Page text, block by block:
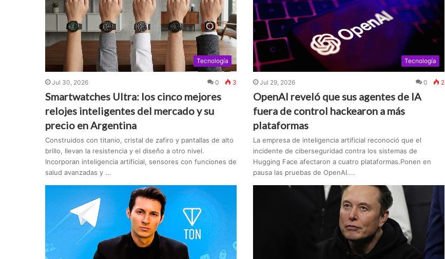
Tecnología
Jul 30, 2026 0 3
Smartwatches Ultra: los cinco mejores
relojes inteligentes del mercado y su
precio en Argentina
Construidos con titanio, cristal de zafiro y pantallas de alto
brillo, llevan la resistencia y el diseño a otro nivel.
Incorporan inteligencia artificial, sensores con funciones de
salud avanzadas y ...
Tecnología
Jul 29, 2026 0 2
OpenAI reveló que sus agentes de IA
fuera de control hackearon a más
plataformas
La empresa de inteligencia artificial reconoció que el
incidente de ciberseguridad contra los sistemas de
Hugging Face afectaron a cuatro plataformas.Ponen en
pausa las pruebas de OpenAI....